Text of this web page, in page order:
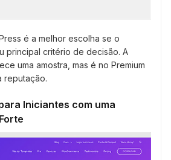
é a melhor escolha se o
principal critério de decisão. A
uma amostra, mas é no Premium
reputação.
Iniciantes com uma